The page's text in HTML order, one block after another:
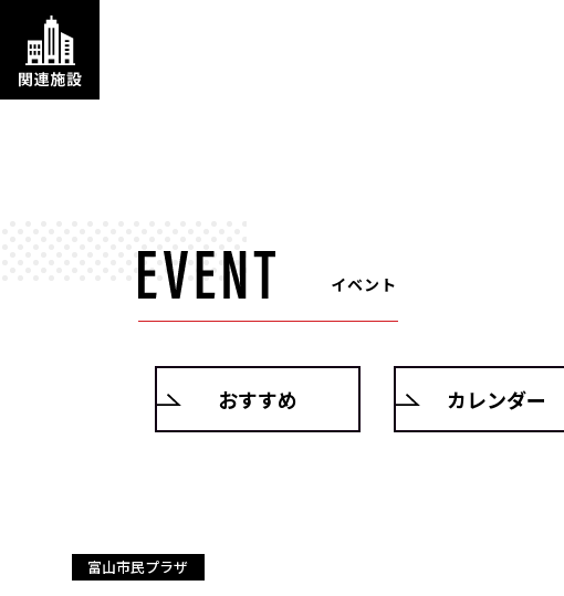
イベント
おすすめ カレンダー
富山市民プラザ